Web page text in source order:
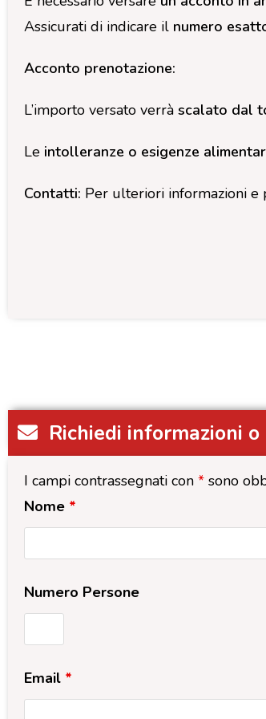
Assicurati di indicare il numero
Acconto prenotazione:
L’importo versato verràscalato dal
Le intolleranze o esigenze
Contatti: Per ulteriori informazioni e
Richiedi informazioni
I campi contrassegnati con* sono
Nome *
Numero Persone
Email *